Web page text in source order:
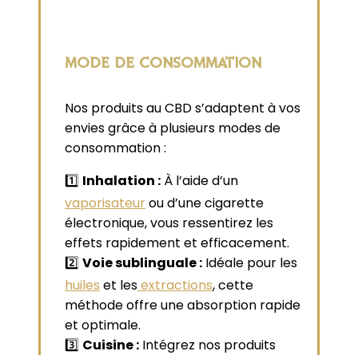
MODE DE CONSOMMATION
Nos produits au CBD s’adaptent à vos
envies grâce à plusieurs modes de
consommation :
1️⃣ Inhalation : À l’aide d’un
vaporisateurou d’une cigarette
électronique, vous ressentirez les
effets rapidement et efficacement.
2️⃣ Voie sublinguale : Idéale pour les
huiles et lesextractions, cette
méthode offre une absorption rapide
et optimale.
3️⃣ Cuisine : Intégrez nos produits